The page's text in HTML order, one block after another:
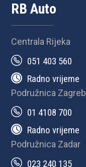
RB Auto
Centrala Rijeka
051 403 560
Radno vrijeme
Podružnica Zagreb
01 4108 700
Radno vrijeme
Podružnica Zadar
023 240 135